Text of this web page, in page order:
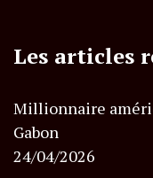
Les articles
Millionnaire
Gabon
24/04/2026